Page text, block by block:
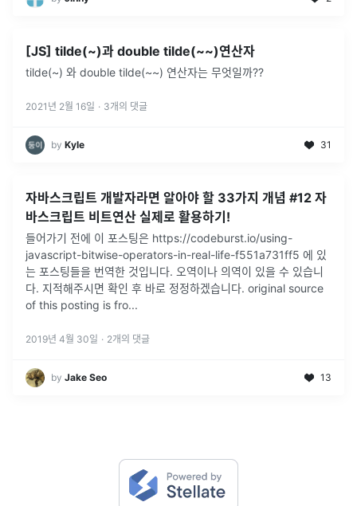
[JS] tilde(~)과 double tilde(~~)연산자
tilde(~) 와 double tilde(~~) 연산자는 무엇일까??
2021년 2월 16일 · 3개의 댓글
by Kyle 31
자바스크립트 개발자라면 알아야 할 33가지 개념 #12 자
바스크립트 비트연산 실제로 활용하기!
들어가기 전에 이 포스팅은 https://codeburst.io/using-
javascript-bitwise-operators-in-real-life-f551a731ff5 에 있
는 포스팅들을 번역한 것입니다. 오역이나 의역이 있을 수 있습니
다. 지적해주시면 확인 후 바로 정정하겠습니다. original source
of this posting is fro...
2019년 4월 30일 · 2개의 댓글
by Jake Seo 13